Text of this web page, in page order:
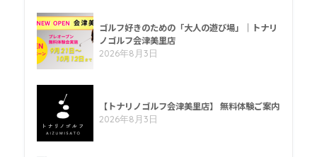
ゴルフ好きのための「大人の遊び場」｜トナリ
ノゴルフ会津美里店
2026年8月3日
【トナリノゴルフ会津美里店】 無料体験ご案内
2026年8月3日